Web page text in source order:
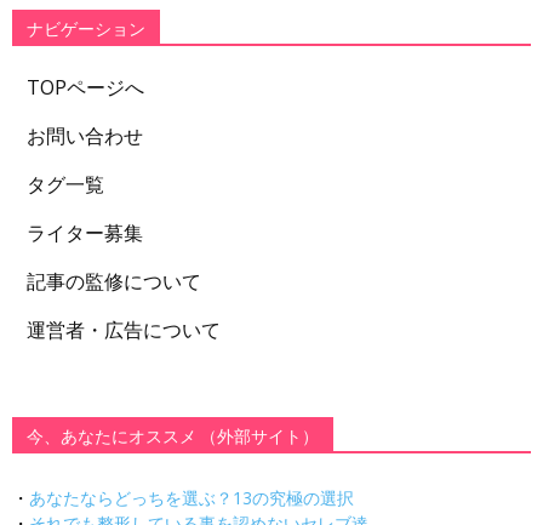
ー
ナビゲーション
TOPページへ
お問い合わせ
タグ一覧
ライター募集
記事の監修について
運営者・広告について
今、あなたにオススメ （外部サイト）
・ あなたならどっちを選ぶ？13の究極の選択